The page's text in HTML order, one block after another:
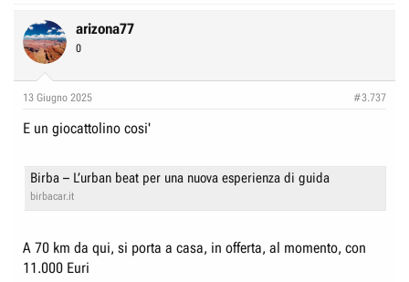
o
n
arizona77
0
13 Giugno 2025 #3.737
E un giocattolino cosi'
Birba – L’urban beat per una nuova esperienza di guida
birbacar.it
A 70 km da qui, si porta a casa, in offerta, al momento, con
11.000 Euri